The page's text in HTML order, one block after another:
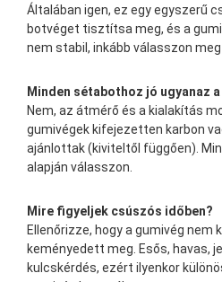
Általában igen, ez egy egyszerű
botvéget tisztítsa meg, és a
nem stabil, inkább válasszon
Minden sétabothoz jó ugyanaz
Nem, az átmérő és a kialakítás
gumivégek kifejezetten karbon
ajánlottak (kiviteltől függően).
alapján válasszon.
Mire figyeljek csúszós időben?
Ellenőrizze, hogy a gumivég nem
keményedett meg. Esős, havas,
kulcskérdés, ezért ilyenkor